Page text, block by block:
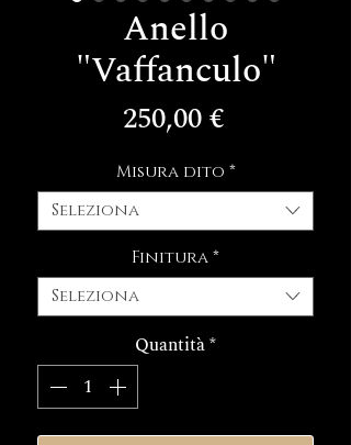
Anello
"Vaffanculo"
250,00 €Prezzo
Misura dito *
Seleziona
Finitura*
Seleziona
Quantità*